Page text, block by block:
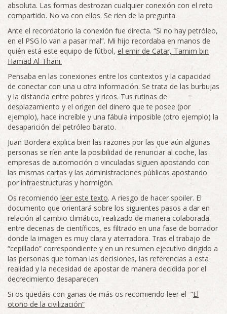
absoluta. Las formas destrozan cualquier conexión con el reto
compartido. No va con ellos. Se ríen de la pregunta.
Ante el recordatorio la conexión fue directa. “Si no hay petróleo,
en el PSG lo van a pasar mal”. Mi hijo recordaba en manos de
quién está este equipo de fútbol, el emir de Catar, Tamim bin
Hamad Al-Thani.
Pensaba en las conexiones entre los contextos y la capacidad
de conectar con una u otra información. Se trata de las burbujas
y la distancia entre pobres y ricos. Tus rutinas de
desplazamiento y el origen del dinero que te posee (por
ejemplo), hace increíble y una fábula imposible (otro ejemplo) la
desaparición del petróleo barato.
Juan Bordera explica bien las razones por las que aún algunas
personas se ríen ante la posibilidad de renunciar al coche, las
empresas de automoción o vinculadas siguen apostando con
las mismas cartas y las administraciones públicas apostando
por infraestructuras y hormigón.
Os recomiendo leer este texto. A riesgo de hacer spoiler. El
documento que orientará sobre los siguientes pasos a dar en
relación al cambio climático, realizado de manera colaborada
entre decenas de científicos, es filtrado en una fase de borrador
donde la imagen es muy clara y aterradora. Tras el trabajo de
“cepillado” correspondiente y en un resumen ejecutivo dirigido a
las personas que toman las decisiones, las referencias a esta
realidad y la necesidad de apostar de manera decidida por el
decrecimiento desaparecen.
Si os quedáis con ganas de más os recomiendo leer el “El
otoño de la civilización”